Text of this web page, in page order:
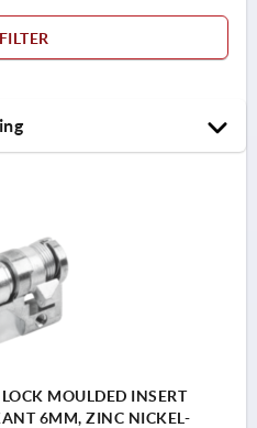
FILTER
MOULDED INSERT
6MM, ZINC NICKEL-